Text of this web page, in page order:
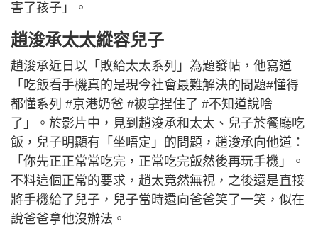
害了孩子」。
趙浚承太太縱容兒子
趙浚承近日以「敗給太太系列」為題發帖，他寫道
「吃飯看手機真的是現今社會最難解決的問題#懂得
都懂系列 #京港奶爸 #被拿捏住了 #不知道說啥
了」。於影片中，見到趙浚承和太太、兒子於餐廳吃
飯，兒子明顯有「坐唔定」的問題，趙浚承向他道：
「你先正正常常吃完，正常吃完飯然後再玩手機」。
不料這個正常的要求，趙太竟然無視，之後還是直接
將手機給了兒子，兒子當時還向爸爸笑了一笑，似在
說爸爸拿他沒辦法。